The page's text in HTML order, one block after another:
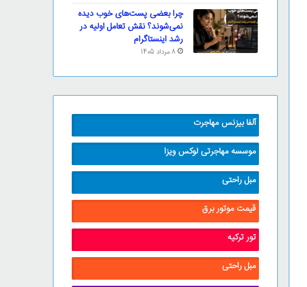
چرا بعضی پست‌های خوب دیده
نمی‌شوند؟ نقش تعامل اولیه در
رشد اینستاگرام
8 مرداد 1405
آلفا بیزنس مهاجرت
موسسه مهاجرتی لوکس ویزا
مبل راحتی
قیمت موتور برق
تور ترکیه
مبل راحتی